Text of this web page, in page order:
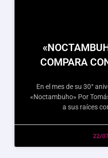
COMPARA
En el mes de su 30°
«Noctambuho» Por
a sus raíces
22/